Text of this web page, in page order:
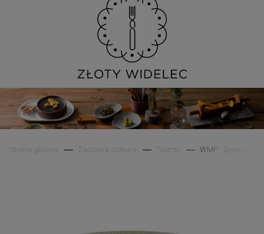
Strona główna Zastawa stołowa Talerze WMF - Synergy